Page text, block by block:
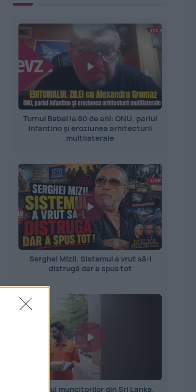
Turnul Babel la 80 de ani: ONU, pariul
Infantino și eroziunea arhitecturii
multilaterale
Serghei Mizil. Sistemul a vrut să-l
distrugă dar a spus tot
Importul muncitorilor din Sri Lanka,